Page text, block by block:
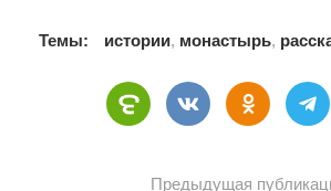
Темы: истории, монастырь,
Предыдущая